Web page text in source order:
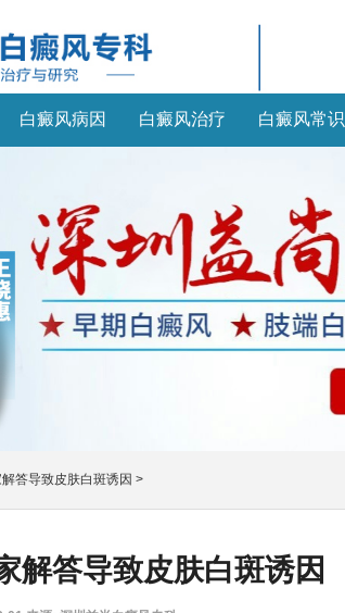
白癜风病因 白癜风治疗 白癜风常识
答导致皮肤白斑诱因 >
解答导致皮肤白斑诱因